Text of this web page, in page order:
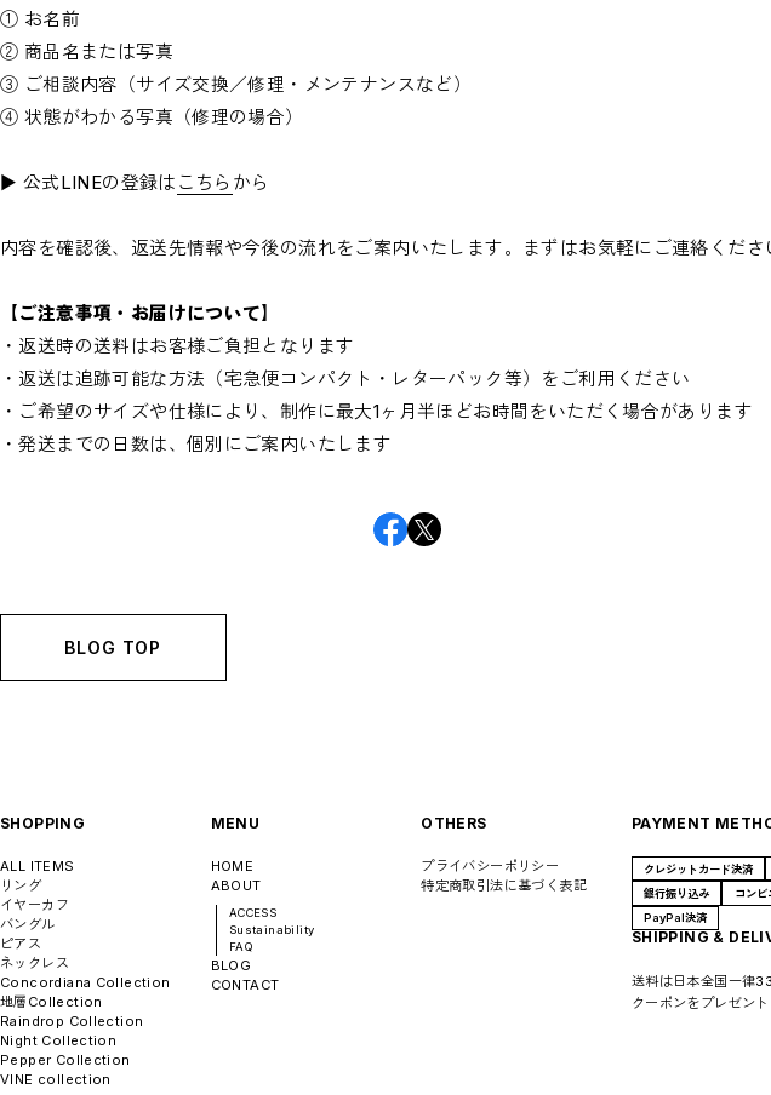
① お名前
② 商品名または写真
③ ご相談内容（サイズ交換／修理・メンテナンスなど）
④ 状態がわかる写真（修理の場合）
▶︎ 公式LINEの登録は こちら から
内容を確認後、返送先情報や今後の流れをご案内いたします。まずはお気軽にご連絡くださ
【ご注意事項・お届けについて】
・返送時の送料はお客様ご負担となります
・返送は追跡可能な方法（宅急便コンパクト・レターパック等）をご利用ください
・ご希望のサイズや仕様により、制作に最大1ヶ月半ほどお時間をいただく場合があります
・発送までの日数は、個別にご案内いたします
BLOG TOP
SHOPPING
ALL ITEMS
リング
イヤーカフ
バングル
ピアス
ネックレス
Concordiana Collection
地層Collection
Raindrop Collection
Night Collection
Pepper Collection
VINE collection
MENU
HOME
ABOUT
ACCESS
Sustainability
FAQ
BLOG
CONTACT
OTHERS
プライバシーポリシー
特定商取引法に基づく表記
PAYMENT
クレジットカード決済
銀行振り込み
コン
PayPal決済
SHIPPING &
送料は日本全国一律
クーポンをプレゼント